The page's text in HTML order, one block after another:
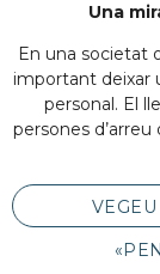
Una
En una societat
important deixar
personal. El
persones